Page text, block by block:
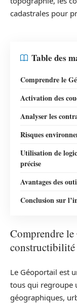
cadastrales pour
Table des
Comprendre le
Activation des
Analyser les
Risques
Utilisation de
précise
Avantages des
Conclusion sur
Comprendre
constructibilité
Le Géoportail est
tous qui regroupe
géographiques,